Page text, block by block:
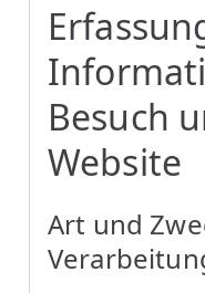
Besuch
Website
Art und